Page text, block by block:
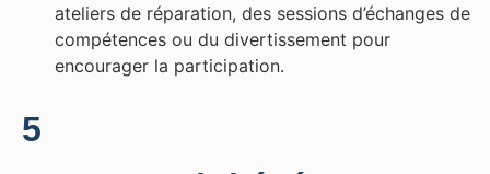
ateliers de réparation, des sessions d’échanges de
compétences ou du divertissement pour
encourager la participation.
5